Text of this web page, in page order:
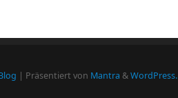
| Präsentiert von Mantra &WordPress.